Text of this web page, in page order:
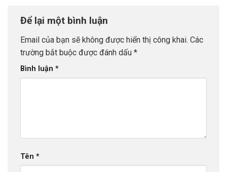
Để lại một bình luận
Email của bạn sẽ không được hiển thị công khai. Các
trường bắt buộc được đánh dấu *
Bình luận *
Tên *